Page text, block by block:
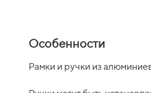
Особенности
Рамки и ручки из